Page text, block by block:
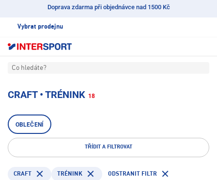
Doprava zdarma při objednávce nad 1500 Kč
Vybrat prodejnu
Co hledáte?
CRAFT • TRÉNINK 18
OBLEČENÍ
TŘÍDIT A FILTROVAT
CRAFT TRÉNINK ODSTRANIT FILTR